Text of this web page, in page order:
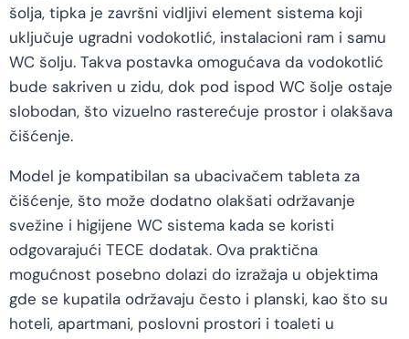
šolja, tipka je završni vidljivi element sistema koji
uključuje ugradni vodokotlić, instalacioni ram i samu
WC šolju. Takva postavka omogućava da vodokotlić
bude sakriven u zidu, dok pod ispod WC šolje ostaje
slobodan, što vizuelno rasterećuje prostor i olakšava
čišćenje.
Model je kompatibilan sa ubacivačem tableta za
čišćenje, što može dodatno olakšati održavanje
svežine i higijene WC sistema kada se koristi
odgovarajući TECE dodatak. Ova praktična
mogućnost posebno dolazi do izražaja u objektima
gde se kupatila održavaju često i planski, kao što su
hoteli, apartmani, poslovni prostori i toaleti u